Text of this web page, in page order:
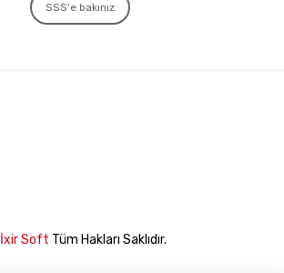
SSS'e bakınız
İxir Soft Tüm Hakları Saklıdır.